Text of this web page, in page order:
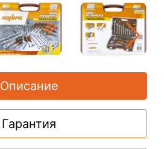
Описание
Гарантия